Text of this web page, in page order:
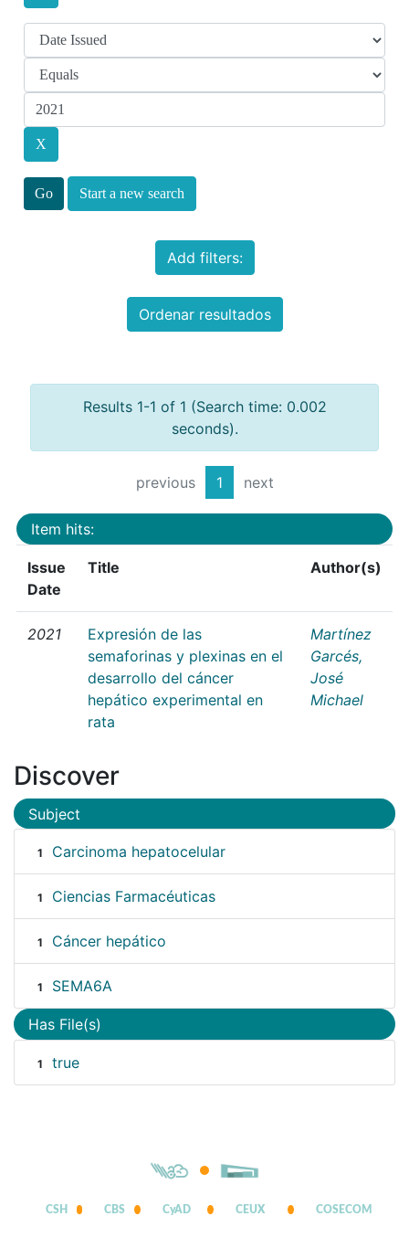
Start a new search
Add filters:
Ordenar resultados
Results 1-1 of 1 (Search time: 0.002
seconds).
previous 1 next
Item hits:
Issue
Date
Title Author(s)
2021
Expresión de las
semaforinas y plexinas en el
desarrollo del cáncer
hepático experimental en
rata
Martínez
Garcés,
José
Michael
Discover
Subject
1 Carcinoma hepatocelular
1 Ciencias Farmacéuticas
1 Cáncer hepático
1 SEMA6A
Has File(s)
1 true
CSH CBS CyAD CEUX COSECOM